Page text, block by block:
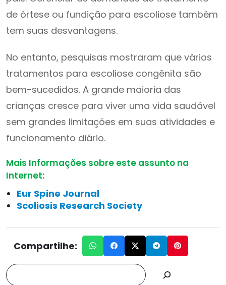
de órtese ou fundição para escoliose também
tem suas desvantagens.
No entanto, pesquisas mostraram que vários
tratamentos para escoliose congênita são
bem-sucedidos. A grande maioria das
crianças cresce para viver uma vida saudável
sem grandes limitações em suas atividades e
funcionamento diário.
Mais Informações sobre este assunto na
Internet:
Eur Spine Journal
Scoliosis Research Society
Compartilhe: